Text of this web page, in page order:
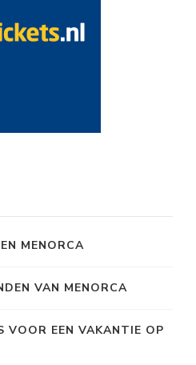
MENORCA
VAN MENORCA
VOOR EEN VAKANTIE OP